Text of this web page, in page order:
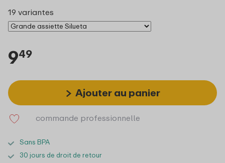
19 variantes
949
Ajouter au panier
commande professionnelle
Sans BPA
30 jours de droit de retour